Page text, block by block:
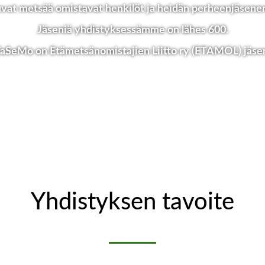
metsää omistavat henkilöt ja heidän
Jäseniä yhdistyksessämme on lähes 600.
on Etämetsänomistajien Liitto ry (ETAMOL)
Yhdistyksen tavoite